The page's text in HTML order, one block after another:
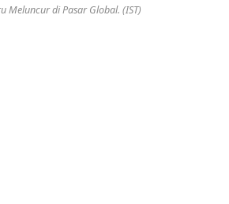
Meluncur di Pasar Global. (IST)